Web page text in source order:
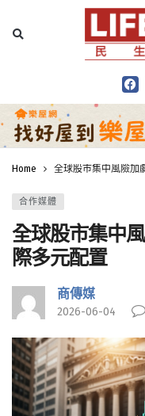
Home 全球股市集中風險加
合作媒體
全球股市集中
際多元配置
商傳媒
2026-06-04